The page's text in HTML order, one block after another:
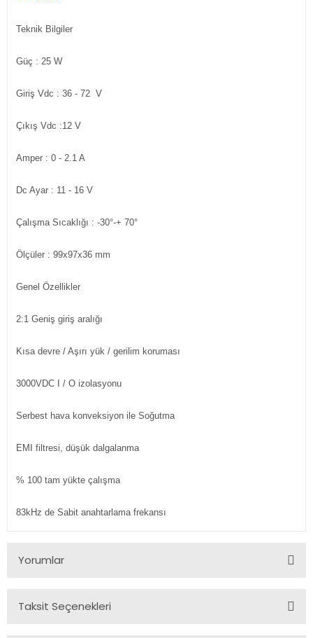
Teknik Bilgiler
Güç : 25 W
Giriş Vdc : 36 - 72 V
Çıkış Vdc :12 V
Amper : 0 - 2.1 A
Dc Ayar : 11 - 16 V
Çalışma Sıcaklığı : -30°-+ 70°
Ölçüler : 99x97x36 mm
Genel Özellikler
2:1 Geniş giriş aralığı
Kısa devre / Aşırı yük / gerilim koruması
3000VDC I / O izolasyonu
Serbest hava konveksiyon ile Soğutma
EMI filtresi, düşük dalgalanma
% 100 tam yükte çalışma
83kHz de Sabit anahtarlama frekansı
Yorumlar
Taksit Seçenekleri